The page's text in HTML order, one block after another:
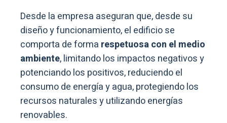
Desde la empresa aseguran que, desde su
diseño y funcionamiento, el edificio se
comporta de forma respetuosa con el medio
ambiente, limitando los impactos negativos y
potenciando los positivos, reduciendo el
consumo de energía y agua, protegiendo los
recursos naturales y utilizando energías
renovables.